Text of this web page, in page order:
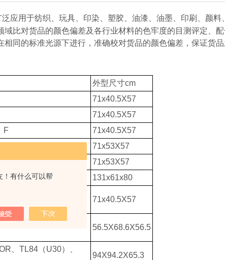
！有什么可以帮
应用于纺织、玩具、印染、塑胶、油漆、油墨、印刷、颜料
域比对货品的颜色偏差及各行业材料的色牢度的目测评定、
同的标准光源下进行，准确校对货品的颜色偏差，保证货
外型尺寸cm
71x40.5X57
71x40.5X57
F
71x40.5X57
UV、F
71x53X57
、UV、F、A
71x53X57
、UV、F
131x61x80
71x40.5X57
（U30）、CWF、
56.5X68.6X56.5
、TL84（U30）、
94X94.2X65.3